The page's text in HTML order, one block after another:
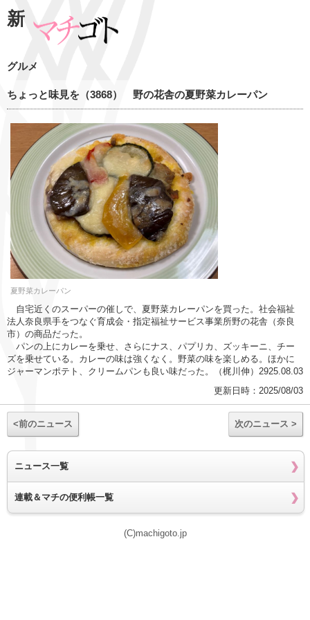
新
グルメ
ちょっと味見を（3868） 野の花舎の夏野菜カレーパン
夏野菜カレーパン
自宅近くのスーパーの催しで、夏野菜カレーパンを買った。社会福祉
法人奈良県手をつなぐ育成会・指定福祉サービス事業所野の花舎（奈良
市）の商品だった。
パンの上にカレーを乗せ、さらにナス、パプリカ、ズッキーニ、チー
ズを乗せている。カレーの味は強くなく。野菜の味を楽しめる。ほかに
ジャーマンポテト、クリームパンも良い味だった。（梶川伸）2925.08.03
更新日時：2025/08/03
<前のニュース 次のニュース >
ニュース一覧
連載＆マチの便利帳一覧
(C)machigoto.jp